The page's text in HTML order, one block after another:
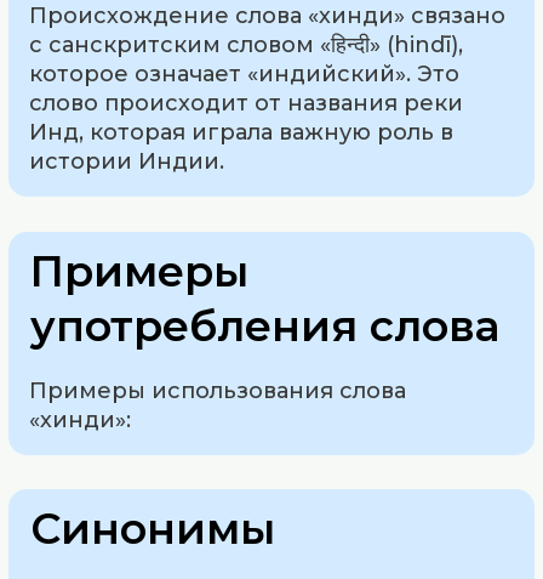
Происхождение слова «хинди» связано
с санскритским словом «हिन्दी» (hindī),
которое означает «индийский». Это
слово происходит от названия реки
Инд, которая играла важную роль в
истории Индии.
Примеры
употребления слова
Примеры использования слова
«хинди»:
Синонимы